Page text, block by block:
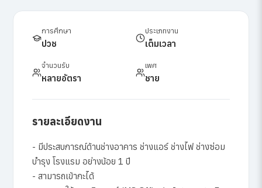
การศึกษา
ปวช
ประเภทงาน
เต็มเวลา
จำนวนรับ
หลายอัตรา
เพศ
ชาย
รายละเอียดงาน
- มีประสบการณ์ด้านช่างอาคาร ช่างแอร์ ช่างไฟ ช่างซ่อม
บำรุง โรงแรม อย่างน้อย 1 ปี
- สามารถเข้ากะได้